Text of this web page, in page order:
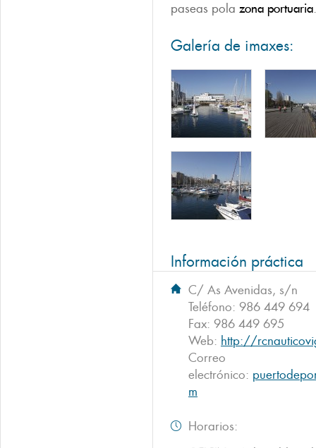
paseas pola zona portuaria.
Galería de imaxes:
Información práctica
C/ As Avenidas, s/n
Teléfono: 986 449 694
Fax: 986 449 695
Web: http://
Correo
electrónico:
m
Horarios: